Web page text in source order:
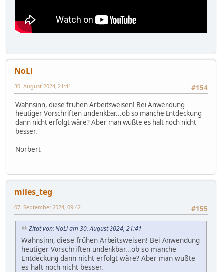
NoLi
#154
30. August 2024, 21:41
Wahnsinn, diese frühen Arbeitsweisen! Bei Anwendung
heutiger Vorschriften undenkbar...ob so manche Entdeckung
dann nicht erfolgt wäre? Aber man wußte es halt noch nicht
besser.
Norbert
miles_teg
#155
07. September 2024, 09:42
Zitat von: NoLi am 30. August 2024, 21:41
Wahnsinn, diese frühen Arbeitsweisen! Bei Anwendung
heutiger Vorschriften undenkbar...ob so manche
Entdeckung dann nicht erfolgt wäre? Aber man wußte
es halt noch nicht besser.